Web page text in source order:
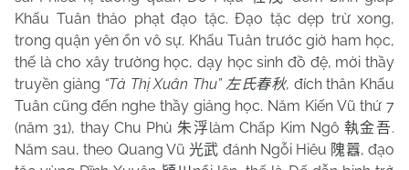
Khấu Tuân thảo phạt đạo tặc. Đạo tặc dẹp trừ xong,
trong quận yên ổn vô sự. Khấu Tuân trước giờ ham học,
thế là cho xây trường học, dạy học sinh đồ đệ, mời thầy
truyền giảng “Tả Thị Xuân Thu”左氏春秋, đích thân Khấu
Tuân cũng đến nghe thầy giảng học. Năm Kiến Vũ thứ 7
(năm 31), thay Chu Phù朱浮làm Chấp Kim Ngô執金吾.
Năm sau, theo Quang Vũ光武 đánh Ngỗi Hiêu 隗囂, đạo